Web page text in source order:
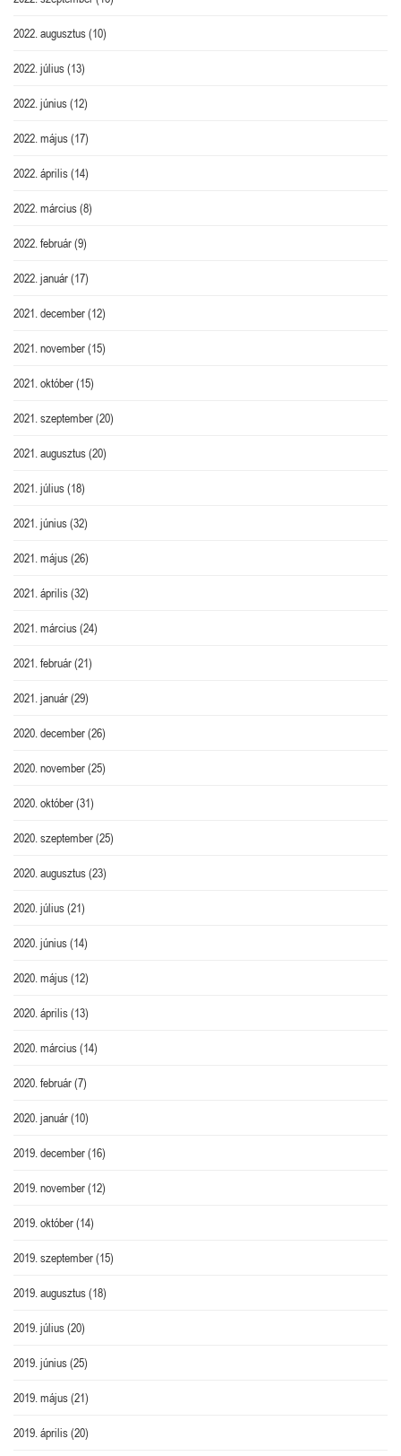
2022. augusztus(10)
2022. július(13)
2022. június(12)
2022. május(17)
2022. április(14)
2022. március(8)
2022. február(9)
2022. január(17)
2021. december(12)
2021. november(15)
2021. október(15)
2021. szeptember(20)
2021. augusztus(20)
2021. július(18)
2021. június(32)
2021. május(26)
2021. április(32)
2021. március(24)
2021. február(21)
2021. január(29)
2020. december(26)
2020. november(25)
2020. október(31)
2020. szeptember(25)
2020. augusztus(23)
2020. július(21)
2020. június(14)
2020. május(12)
2020. április(13)
2020. március(14)
2020. február(7)
2020. január(10)
2019. december(16)
2019. november(12)
2019. október(14)
2019. szeptember(15)
2019. augusztus(18)
2019. július(20)
2019. június(25)
2019. május(21)
2019. április(20)